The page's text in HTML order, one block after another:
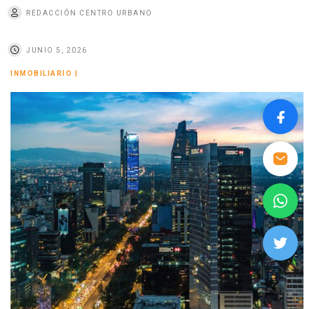
REDACCIÓN CENTRO URBANO
JUNIO 5, 2026
INMOBILIARIO